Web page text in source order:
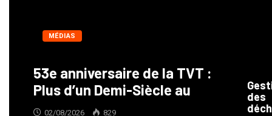
MÉDIAS
53e anniversaire de la TVT :
Plus d’un Demi-Siècle au
02/08/2026 829
des